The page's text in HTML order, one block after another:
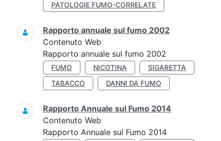
PATOLOGIE FUMO-CORRELATE
Rapporto annuale sul fumo 2002
Contenuto Web
Rapporto annuale sul fumo 2002
FUMO NICOTINA
SIGARETTA
TABACCO
DANNI DA FUMO
Rapporto Annuale sul Fumo 2014
Contenuto Web
Rapporto Annuale sul Fumo 2014